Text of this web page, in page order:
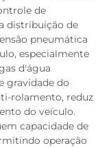
de
distribuição de
pneumática
especialmente
d'água
gravidade do
rolamento, reduz
do veículo.
capacidade de
operação